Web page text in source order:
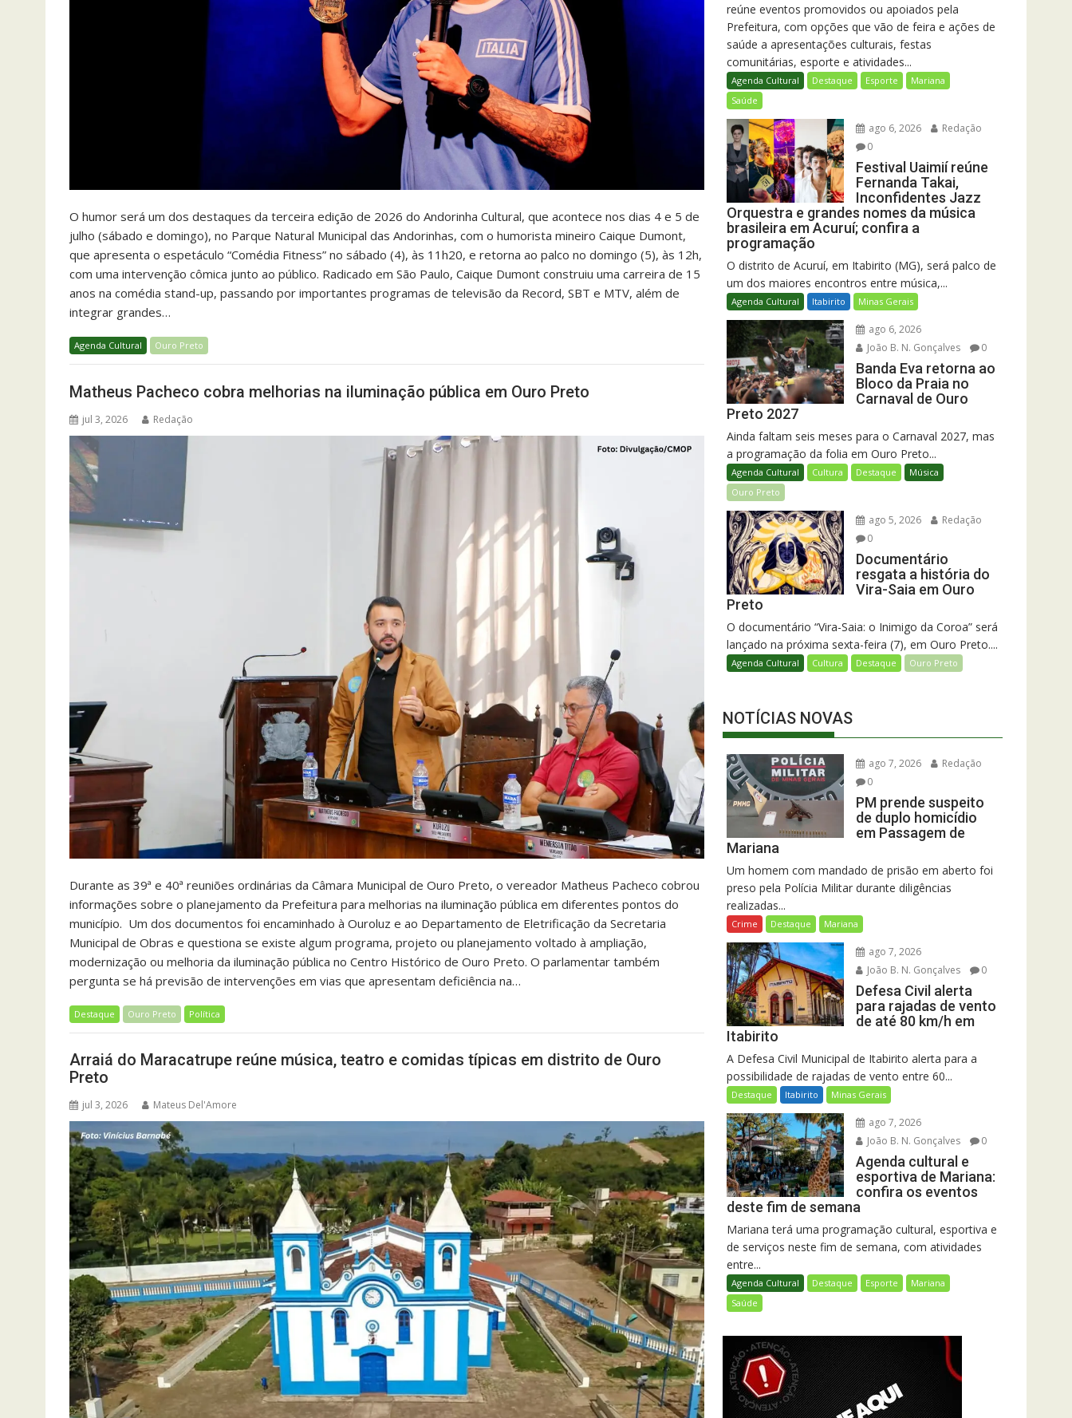
O humor será um dos destaques da terceira edição de 2026 do Andorinha Cultural, que acontece nos dias 4 e 5 de
julho (sábado e domingo), no Parque Natural Municipal das Andorinhas, com o humorista mineiro Caique Dumont,
que apresenta o espetáculo “Comédia Fitness” no sábado (4), às 11h20, e retorna ao palco no domingo (5), às 12h,
com uma intervenção cômica junto ao público. Radicado em São Paulo, Caique Dumont construiu uma carreira de 15
anos na comédia stand-up, passando por importantes programas de televisão da Record, SBT e MTV, além de
integrar grandes…
Agenda Cultural Ouro Preto
Matheus Pacheco cobra melhorias na iluminação pública em Ouro Preto
jul 3, 2026 Redação
Durante as 39ª e 40ª reuniões ordinárias da Câmara Municipal de Ouro Preto, o vereador Matheus Pacheco cobrou
informações sobre o planejamento da Prefeitura para melhorias na iluminação pública em diferentes pontos do
município. Um dos documentos foi encaminhado à Ouroluz e ao Departamento de Eletrificação da Secretaria
Municipal de Obras e questiona se existe algum programa, projeto ou planejamento voltado à ampliação,
modernização ou melhoria da iluminação pública no Centro Histórico de Ouro Preto. O parlamentar também
pergunta se há previsão de intervenções em vias que apresentam deficiência na…
Destaque Ouro Preto Política
Arraiá do Maracatrupe reúne música, teatro e comidas típicas em distrito de Ouro
Preto
jul 3, 2026 Mateus Del'Amore
reúne eventos promovidos ou apoiados pela
Prefeitura, com opções que vão de feira e ações de
saúde a apresentações culturais, festas
comunitárias, esporte e atividades...
Agenda Cultural Destaque Esporte
Mariana
Saúde
ago 6, 2026
Redação
0
Festival Uaimií reúne
Fernanda Takai,
Inconfidentes Jazz
Orquestra e grandes nomes da música
brasileira em Acuruí; confira a
programação
O distrito de Acuruí, em Itabirito (MG), será palco de
um dos maiores encontros entre música,...
Agenda Cultural Itabirito Minas Gerais
ago 6, 2026
João B. N. Gonçalves
0
Banda Eva retorna ao
Bloco da Praia no
Carnaval de Ouro
Preto 2027
Ainda faltam seis meses para o Carnaval 2027, mas
a programação da folia em Ouro Preto...
Agenda Cultural Cultura Destaque
Música
Ouro Preto
ago 5, 2026
Redação
0
Documentário
resgata a história do
Vira-Saia em Ouro
Preto
O documentário “Vira-Saia: o Inimigo da Coroa” será
lançado na próxima sexta-feira (7), em Ouro Preto....
Agenda Cultural Cultura Destaque Ouro Preto
NOTÍCIAS NOVAS
ago 7, 2026
Redação
0
PM prende suspeito
de duplo homicídio
em Passagem de
Mariana
Um homem com mandado de prisão em aberto foi
preso pela Polícia Militar durante diligências
realizadas...
Crime Destaque Mariana
ago 7, 2026
João B. N. Gonçalves
0
Defesa Civil alerta
para rajadas de vento
de até 80 km/h em
Itabirito
A Defesa Civil Municipal de Itabirito alerta para a
possibilidade de rajadas de vento entre 60...
Destaque Itabirito Minas Gerais
ago 7, 2026
João B. N. Gonçalves
0
Agenda cultural e
esportiva de Mariana:
confira os eventos
deste fim de semana
Mariana terá uma programação cultural, esportiva e
de serviços neste fim de semana, com atividades
entre...
Agenda Cultural Destaque Esporte
Mariana
Saúde